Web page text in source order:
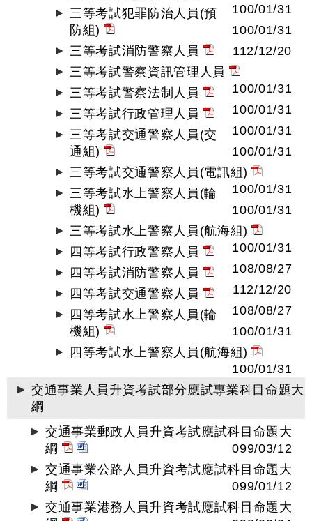
100/01/31
三等考試犯罪防治人員(預
防組)
100/01/31
三等考試消防警察人員
112/12/20
三等考試警察資訊管理人員
100/01/31
三等考試警察法制人員
100/01/31
三等考試行政管理人員
100/01/31
三等考試交通警察人員(交
通組)
100/01/31
三等考試交通警察人員(電訊組)
100/01/31
三等考試水上警察人員(輪
機組)
100/01/31
三等考試水上警察人員(航海組)
100/01/31
四等考試行政警察人員
108/08/27
四等考試消防警察人員
112/12/20
四等考試交通警察人員
108/08/27
四等考試水上警察人員(輪
機組)
100/01/31
四等考試水上警察人員(航海組)
100/01/31
交通事業人員升資考試部分應試專業科目命題大
綱
交通事業郵政人員升資考試應試科目命題大
綱
099/03/12
交通事業公路人員升資考試應試科目命題大
綱
099/01/12
交通事業港務人員升資考試應試科目命題大